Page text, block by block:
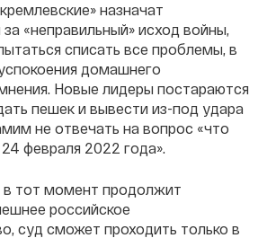
назначат
«неправильный» исход войны,
списать все проблемы, в
домашнего
Новые лидеры постараются
пешек и вывести из-под удара
не отвечать на вопрос «что
февраля 2022 года».
в тот момент продолжит
российское
суд сможет проходить только в